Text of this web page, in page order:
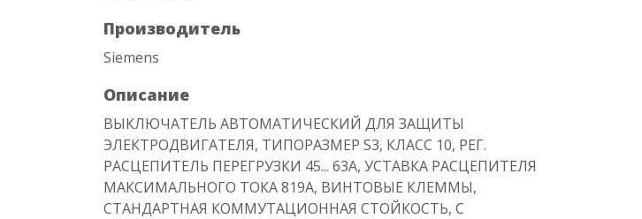
Производитель
Siemens
Описание
ВЫКЛЮЧАТЕЛЬ АВТОМАТИЧЕСКИЙ ДЛЯ ЗАЩИТЫ
ЭЛЕКТРОДВИГАТЕЛЯ, ТИПОРАЗМЕР S3, КЛАСС 10, РЕГ.
РАСЦЕПИТЕЛЬ ПЕРЕГРУЗКИ 45... 63A, УСТАВКА РАСЦЕПИТЕЛЯ
МАКСИМАЛЬНОГО ТОКА 819A, ВИНТОВЫЕ КЛЕММЫ,
СТАНДАРТНАЯ КОММУТАЦИОННАЯ СТОЙКОСТЬ, С